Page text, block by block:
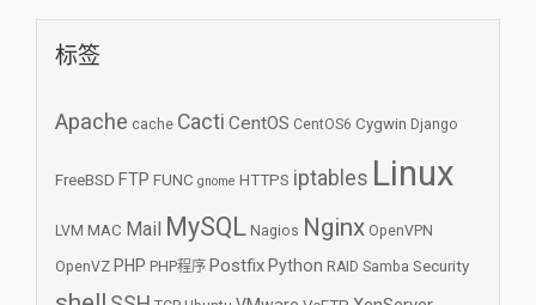
标签
Apache cache Cacti CentOS CentOS6 Cygwin Django
FreeBSD FTP FUNC gnome HTTPS iptables Linux
LVM MAC Mail MySQL Nagios Nginx OpenVPN
OpenVZ PHP PHP程序 Postfix Python RAID Samba Security